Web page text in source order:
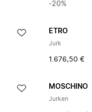
-20%
ETRO
Jurk
1.676,50 €
MOSCHINO
Jurken